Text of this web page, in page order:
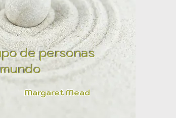
de personas
Margaret Mead